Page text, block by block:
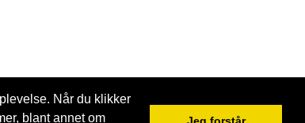
Når du klikker
blant annet om